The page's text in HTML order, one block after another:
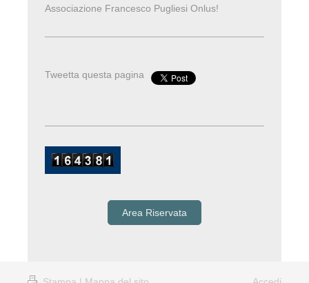
Associazione Francesco Pugliesi Onlus!
Tweetta questa pagina
Area Riservata